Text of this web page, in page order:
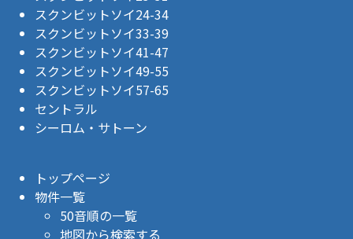
スクンビットソイ24-34
スクンビットソイ33-39
スクンビットソイ41-47
スクンビットソイ49-55
スクンビットソイ57-65
セントラル
シーロム・サトーン
トップページ
物件一覧
50音順の一覧
地図から検索する